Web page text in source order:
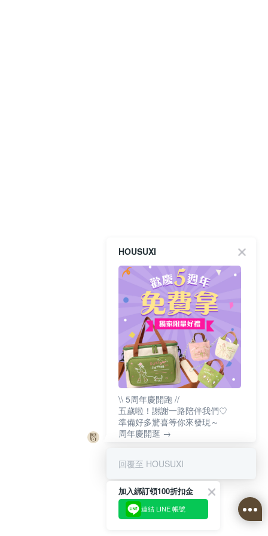
HOUSUXI
\\ 5周年慶開跑 //
五歲啦！謝謝一路陪伴我們♡
準備好多驚喜等你來發現～
周年慶開逛 →
回覆至 HOUSUXI
加入綁訂領100折扣金
連結 LINE 帳號